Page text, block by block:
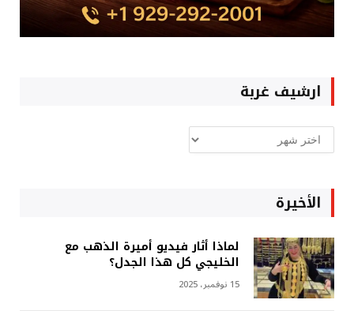
ارشيف غربة
ارشيف
غربة
الأخيرة
لماذا أثار فيديو أميرة الذهب مع
الخليجي كل هذا الجدل؟
15 نوفمبر، 2025